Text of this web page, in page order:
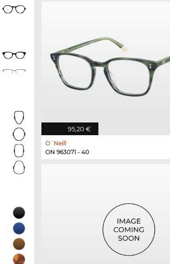
95,20 €
O`Neill
ON 963071 - 40